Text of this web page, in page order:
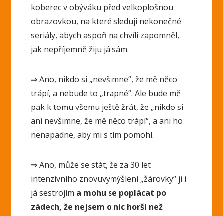
koberec v obýváku před velkoplošnou
obrazovkou, na které sleduji nekonečné
seriály, abych aspoň na chvíli zapomněl,
jak nepříjemně žiju já sám.
⇒ Ano, nikdo si „nevšimne“, že mě něco
trápí, a nebude to „trapné“. Ale bude mě
pak k tomu všemu ještě žrát, že „nikdo si
ani nevšimne, že mě něco trápí“, a ani ho
nenapadne, aby mi s tím pomohl.
⇒ Ano, může se stát, že za 30 let
intenzivního znovuvymýšlení „žárovky“ ji i
já sestrojím a mohu se poplácat po
zádech, že nejsem o nic horší než